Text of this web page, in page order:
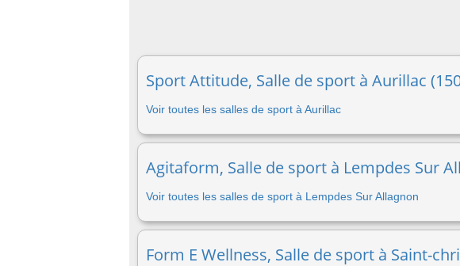
Sport Attitude, Salle de sport à Aurillac
Voir toutes les salles de sport à Aurillac
Agitaform, Salle de sport à Lempdes Sur
Voir toutes les salles de sport à Lempdes Sur Allagnon
Form E Wellness, Salle de sport à Saint-